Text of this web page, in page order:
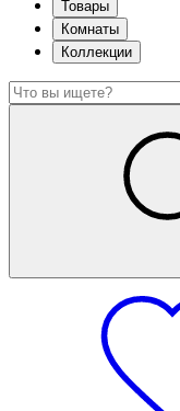
Товары
Комнаты
Коллекции